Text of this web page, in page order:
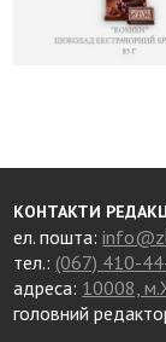
КОНТАКТИ
ел. пошта:
тел.: (067) 410-
адреса: 10008,
головний